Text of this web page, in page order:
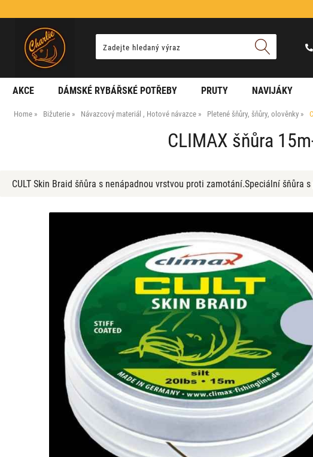
AKCE DÁMSKÉ RYBÁŘSKÉ POTŘEBY PRUTY NAVIJÁKY
Home Bižuterie Návazcový materiál , Hotové návazce Pletené šňůry, šňůry, olověnky
CLIMAX šňůra
CULT Skin Braid šňůra s nenápadnou vrstvou proti zamotání.Speciální